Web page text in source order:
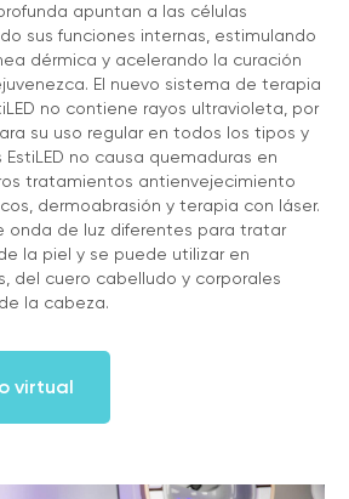
apuntan a las células
sus funciones internas, estimulando
dérmica y acelerando la curación
El nuevo sistema de terapia
no contiene rayos ultravioleta, por
su uso regular en todos los tipos y
no causa quemaduras en
tratamientos antienvejecimiento
dermoabrasión y terapia con láser.
onda de luz diferentes para tratar
la piel y se puede utilizar en
del cuero cabelludo y corporales
la cabeza.
virtual